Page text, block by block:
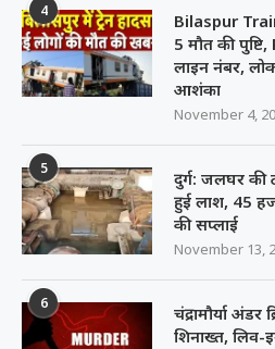
4
Bilaspur
5 मौत की
लाइन नंबर,
आशंका
November 4,
5
दुर्ग: जलघर की
हुई लाश, 45
की सप्लाई
November 13,
6
चंद्रामौर्या
शिनाख्त, लिव-